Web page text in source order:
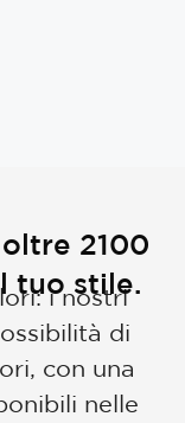
2100
tuo stile.
i nostri
di
con una
nelle